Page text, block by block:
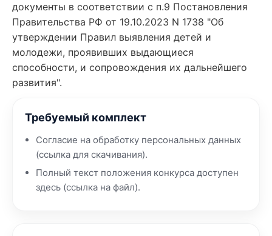
документы в соответствии с п.9 Постановления
Правительства РФ от 19.10.2023 N 1738 "Об
утверждении Правил выявления детей и
молодежи, проявивших выдающиеся
способности, и сопровождения их дальнейшего
развития".
Требуемый комплект
Согласие на обработку персональных данных
(ссылка для скачивания).
Полный текст положения конкурса доступен
здесь (ссылка на файл).